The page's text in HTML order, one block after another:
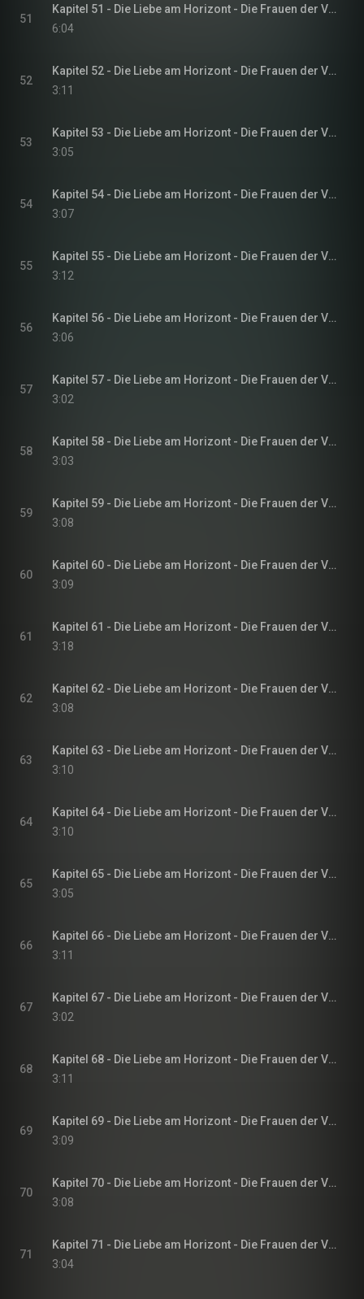
51
Kapitel 51 - Die Liebe am Horizont - Die Frauen der Villa Sommerwind, Band 3
6:04
52
Kapitel 52 - Die Liebe am Horizont - Die Frauen der Villa Sommerwind, Band 3
3:11
53
Kapitel 53 - Die Liebe am Horizont - Die Frauen der Villa Sommerwind, Band 3
3:05
54
Kapitel 54 - Die Liebe am Horizont - Die Frauen der Villa Sommerwind, Band 3
3:07
55
Kapitel 55 - Die Liebe am Horizont - Die Frauen der Villa Sommerwind, Band 3
3:12
56
Kapitel 56 - Die Liebe am Horizont - Die Frauen der Villa Sommerwind, Band 3
3:06
57
Kapitel 57 - Die Liebe am Horizont - Die Frauen der Villa Sommerwind, Band 3
3:02
58
Kapitel 58 - Die Liebe am Horizont - Die Frauen der Villa Sommerwind, Band 3
3:03
59
Kapitel 59 - Die Liebe am Horizont - Die Frauen der Villa Sommerwind, Band 3
3:08
60
Kapitel 60 - Die Liebe am Horizont - Die Frauen der Villa Sommerwind, Band 3
3:09
61
Kapitel 61 - Die Liebe am Horizont - Die Frauen der Villa Sommerwind, Band 3
3:18
62
Kapitel 62 - Die Liebe am Horizont - Die Frauen der Villa Sommerwind, Band 3
3:08
63
Kapitel 63 - Die Liebe am Horizont - Die Frauen der Villa Sommerwind, Band 3
3:10
64
Kapitel 64 - Die Liebe am Horizont - Die Frauen der Villa Sommerwind, Band 3
3:10
65
Kapitel 65 - Die Liebe am Horizont - Die Frauen der Villa Sommerwind, Band 3
3:05
66
Kapitel 66 - Die Liebe am Horizont - Die Frauen der Villa Sommerwind, Band 3
3:11
67
Kapitel 67 - Die Liebe am Horizont - Die Frauen der Villa Sommerwind, Band 3
3:02
68
Kapitel 68 - Die Liebe am Horizont - Die Frauen der Villa Sommerwind, Band 3
3:11
69
Kapitel 69 - Die Liebe am Horizont - Die Frauen der Villa Sommerwind, Band 3
3:09
70
Kapitel 70 - Die Liebe am Horizont - Die Frauen der Villa Sommerwind, Band 3
3:08
71
Kapitel 71 - Die Liebe am Horizont - Die Frauen der Villa Sommerwind, Band 3
3:04